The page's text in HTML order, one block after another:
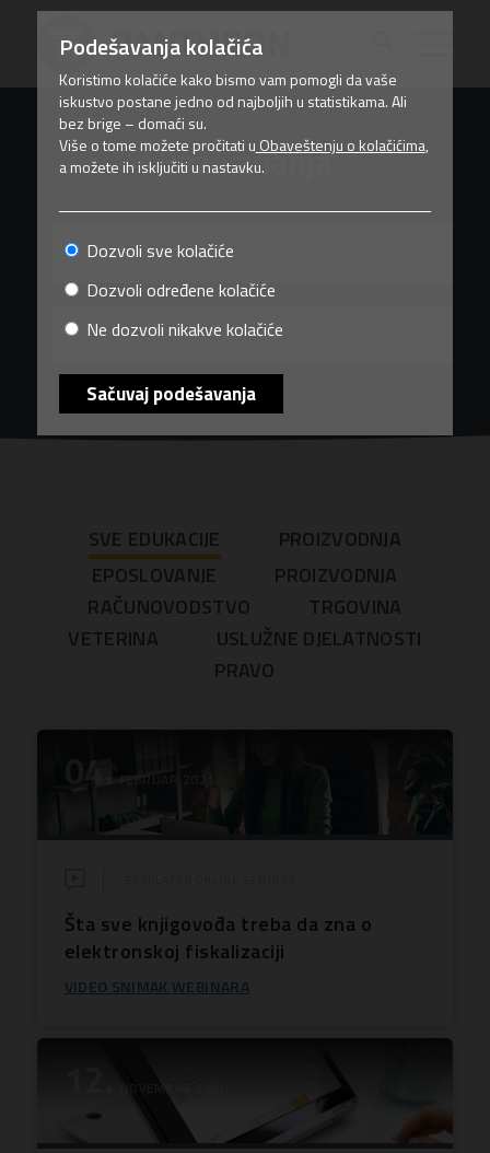
Baza znanja
BLOG
PRIRUČNICI I VODIČI
SVE EDUKACIJE
PROIZVODNJA
EPOSLOVANJE
PROIZVODNJA
RAČUNOVODSTVO
TRGOVINA
VETERINA
USLUŽNE DJELATNOSTI
PRAVO
04. FEBRUAR 2021
Šta sve knjigovođa treba da zna o
elektronskoj fiskalizaciji
VIDEO SNIMAK WEBINARA
12.
Podešavanja kolačića
Koristimo kolačiće kako bismo vam pomogli da vaše
iskustvo postane jedno od najboljih u statistikama. Ali
bez brige – domaći su.
Više o tome možete pročitati u Obaveštenju o kolačićima,
a možete ih isključiti u nastavku.
Dozvoli sve kolačiće
Dozvoli određene kolačiće
Ne dozvoli nikakve kolačiće
Sačuvaj podešavanja